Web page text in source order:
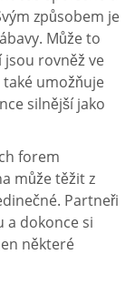
způsobem je
Může to
jsou rovněž ve
umožňuje
silnější jako
forem
může těžit z
Partneři
a dokonce si
některé